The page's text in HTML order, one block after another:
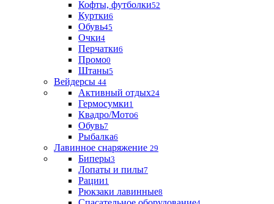
Кофты, футболки52
Куртки6
Обувь45
Очки4
Перчатки6
Промо0
Штаны5
Вейдерсы 44
Активный отдых24
Гермосумки1
Квадро/Мото6
Обувь7
Рыбалка6
Лавинное снаряжение 29
Биперы3
Лопаты и пилы7
Рации1
Рюкзаки лавинные8